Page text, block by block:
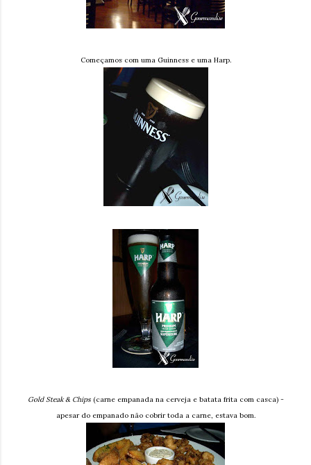
Começamos com uma Guinness e uma Harp.
Gold Steak & Chips(carne empanada na cerveja e batata frita com casca) -
apesar do empanado não cobrir toda a carne, estava bom.